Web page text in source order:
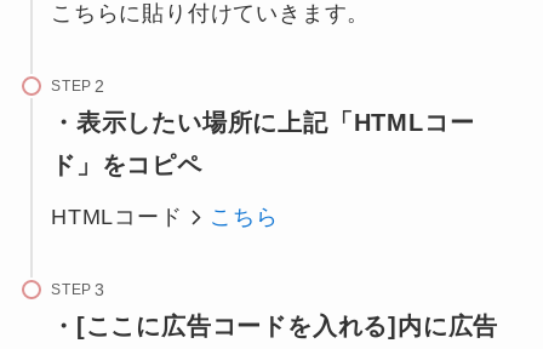
こちらに貼り付けていきます。
STEP
・表示したい場所に上記「HTMLコー
ド」をコピペ
HTMLコード こちら
STEP
・[ここに広告コードを入れる]内に広告